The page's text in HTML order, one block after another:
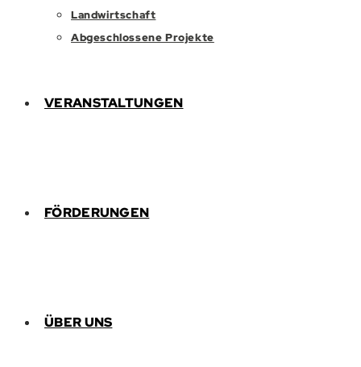
Landwirtschaft
Abgeschlossene Projekte
VERANSTALTUNGEN
FÖRDERUNGEN
ÜBER UNS